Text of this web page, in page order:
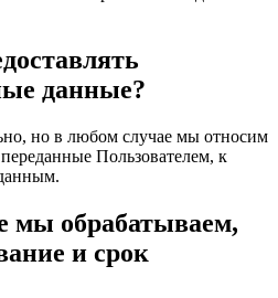
данные?
но в любом случае мы относим
Пользователем, к
мы обрабатываем,
и срок